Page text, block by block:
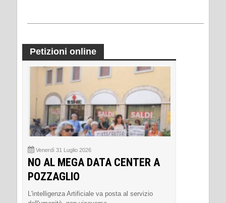
Petizioni online
Venerdì 31 Luglio 2026
NO AL MEGA DATA CENTER A
POZZAGLIO
L'intelligenza Artificiale va posta al servizio